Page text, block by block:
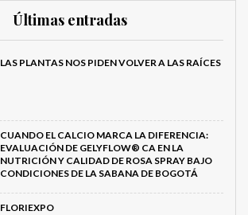
Últimas entradas
LAS PLANTAS NOS PIDEN VOLVER A LAS RAÍCES
CUANDO EL CALCIO MARCA LA DIFERENCIA:
EVALUACIÓN DE GELYFLOW® CA EN LA
NUTRICIÓN Y CALIDAD DE ROSA SPRAY BAJO
CONDICIONES DE LA SABANA DE BOGOTÁ
FLORIEXPO